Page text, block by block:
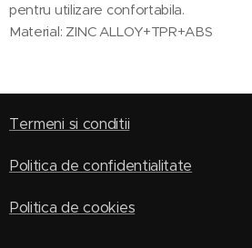
pentru utilizare confortabila.
Material: ZINC ALLOY+TPR+ABS
Termeni si conditii
Politica de confidentialitate
Politica de cookies